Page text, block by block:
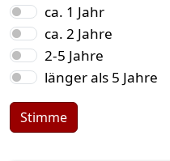
ca. 1 Jahr
ca. 2 Jahre
2-5 Jahre
länger als 5 Jahre
Stimme